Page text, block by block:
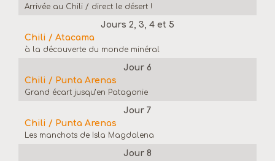
Arrivée au Chili / direct le désert !
Jours 2, 3, 4 et 5
Chili / Atacama
à la découverte du monde minéral
Jour 6
Chili / Punta Arenas
Grand écart jusqu’en Patagonie
Jour 7
Chili / Punta Arenas
Les manchots de Isla Magdalena
Jour 8